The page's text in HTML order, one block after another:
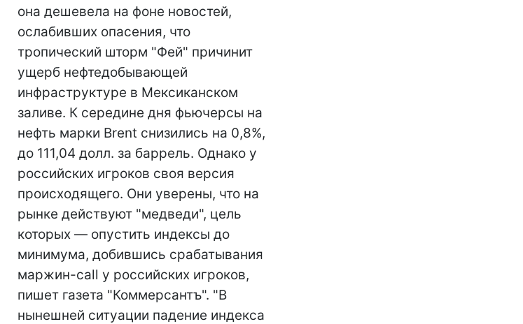
она дешевела на фоне новостей,
ослабивших опасения, что
тропический шторм "Фей" причинит
ущерб нефтедобывающей
инфраструктуре в Мексиканском
заливе. К середине дня фьючерсы на
нефть марки Brent снизились на 0,8%,
до 111,04 долл. за баррель. Однако у
российских игроков своя версия
происходящего. Они уверены, что на
рынке действуют "медведи", цель
которых — опустить индексы до
минимума, добившись срабатывания
маржин-call у российских игроков,
пишет газета "Коммерсантъ". "В
нынешней ситуации падение индекса